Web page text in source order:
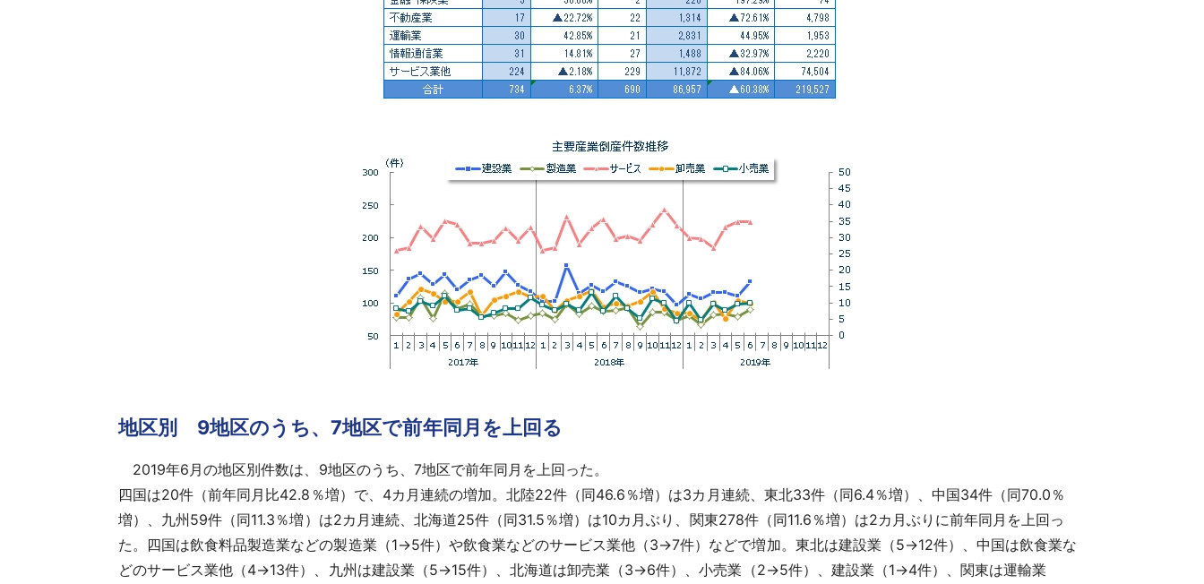
地区別 9地区のうち、7地区で前年同月を上回る
2019年6月の地区別件数は、9地区のうち、7地区で前年同月を上回った。
四国は20件（前年同月比42.8％増）で、4カ月連続の増加。北陸22件（同46.6％増）は3カ月連続、東北33件（同6.4％増）、中国34件（同70.0％
増）、九州59件（同11.3％増）は2カ月連続、北海道25件（同31.5％増）は10カ月ぶり、関東278件（同11.6％増）は2カ月ぶりに前年同月を上回っ
た。四国は飲食料品製造業などの製造業（1→5件）や飲食業などのサービス業他（3→7件）などで増加。東北は建設業（5→12件）、中国は飲食業な
どのサービス業他（4→13件）、九州は建設業（5→15件）、北海道は卸売業（3→6件）、小売業（2→5件）、建設業（1→4件）、関東は運輸業